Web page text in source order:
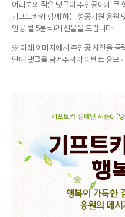
여러분의 작은 댓글이 주인공에게 큰
기프트카와 함께 하는 성공기원 응원
인공 별 5분씩)께 선물을 드립니다.
※ 아래 이미지에서 주인공 사진을 클
단에 댓글을 남겨주셔야 이벤트 응모